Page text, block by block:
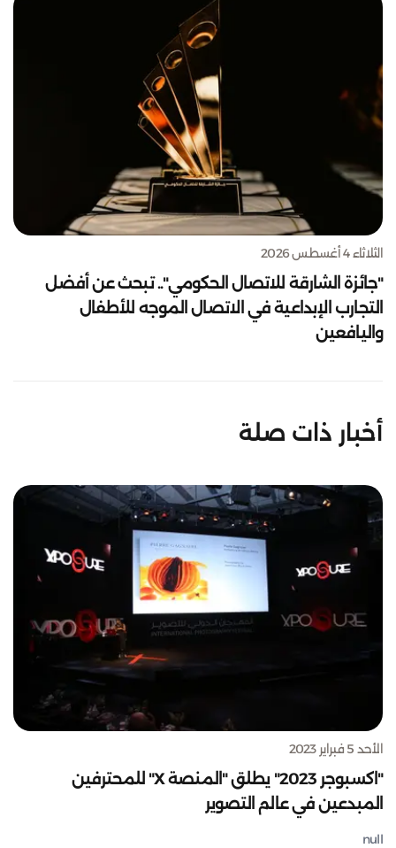
الثلاثاء 4 أغسطس 2026
"جائزة الشارقة للاتصال الحكومي".. تبحث عن أفضل
التجارب الإبداعية في الاتصال الموجه للأطفال
واليافعين
أخبار ذات صلة
الأحد 5 فبراير 2023
"اكسبوجر 2023" يطلق "المنصة X" للمحترفين
المبدعين في عالم التصوير
null